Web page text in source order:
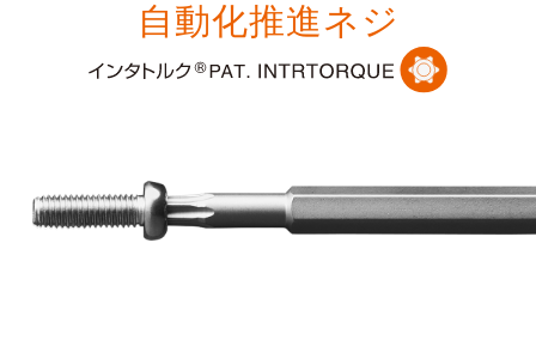
自動化推進ネジ